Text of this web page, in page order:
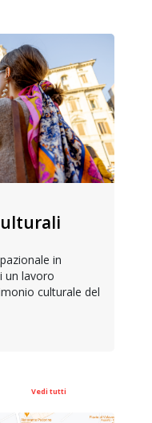
in
un lavoro
culturale del
Vedi tutti